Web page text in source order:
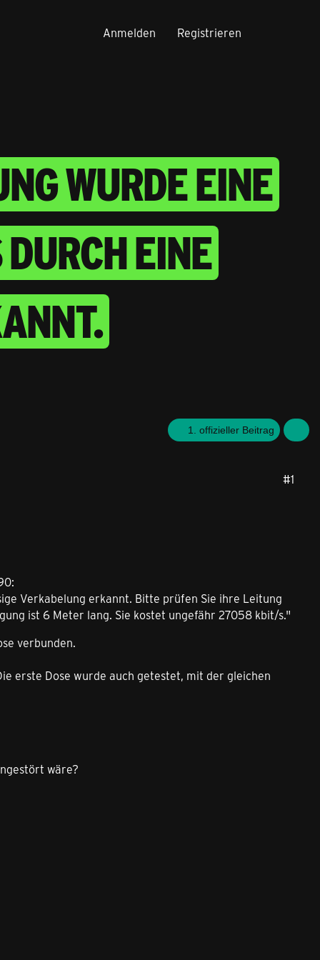
Anmelden Registrieren
WURDE EINE
EINE
1. offizieller Beitrag
#1
Verkabelung erkannt. Bitte prüfen Sie ihre Leitung
ist 6 Meter lang. Sie kostet ungefähr 27058 kbit/s."
verbunden.
erste Dose wurde auch getestet, mit der gleichen
wäre?